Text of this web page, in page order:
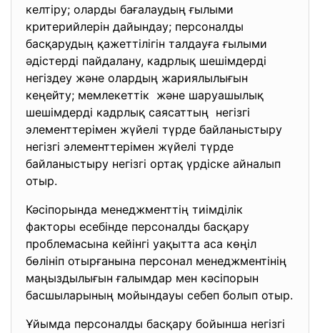
келтіру; оларды бағалаудың ғылыми
критерийлерін дайындау; персоналды
басқарудың қажеттілігін талдауға ғылыми
әдістерді пайдалану, кадрлық шешімдерді
негіздеу және олардың жариялылығын
кеңейту; мемлекеттік және шаруашылық
шешімдерді кадрлық саясаттың негізгі
элементтерімен жүйелі түрде байланыстыру
негізгі элементтерімен жүйелі түрде
байланыстыру негізгі ортақ үрдіске айналып
отыр.
Кәсіпорында менеджменттің тиімділік
факторы есебінде персоналды басқару
проблемасына кейінгі уақытта аса көңіл
бөлініп отырғанына персонал менеджментінің
маңыздылығын ғалымдар мен кәсіпорын
басшыларының мойындауы себеп болып отыр.
Ұйымда персоналды басқару бойынша негізгі